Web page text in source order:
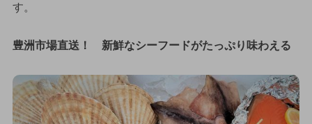
す。
豊洲市場直送！ 新鮮なシーフードがたっぷり味わえる